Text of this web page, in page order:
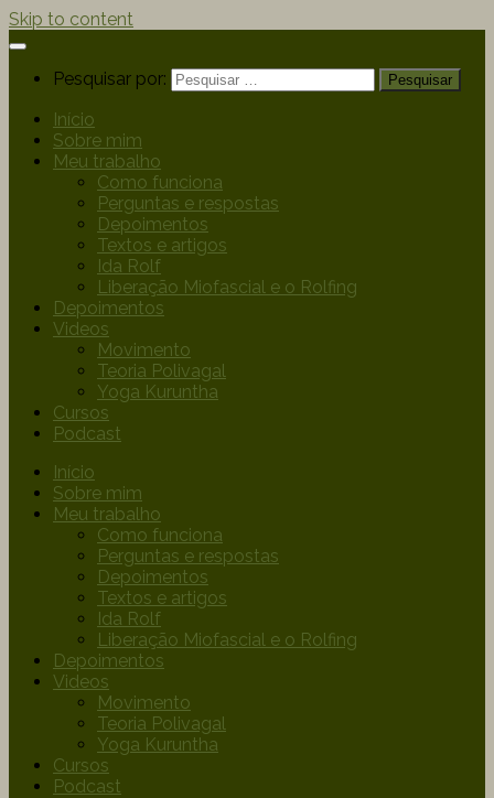
Skip to content
Pesquisar por:
Início
Sobre mim
Meu trabalho
Como funciona
Perguntas e respostas
Depoimentos
Textos e artigos
Ida Rolf
Liberação Miofascial e o Rolfing
Depoimentos
Videos
Movimento
Teoria Polivagal
Yoga Kuruntha
Cursos
Podcast
Início
Sobre mim
Meu trabalho
Como funciona
Perguntas e respostas
Depoimentos
Textos e artigos
Ida Rolf
Liberação Miofascial e o Rolfing
Depoimentos
Videos
Movimento
Teoria Polivagal
Yoga Kuruntha
Cursos
Podcast